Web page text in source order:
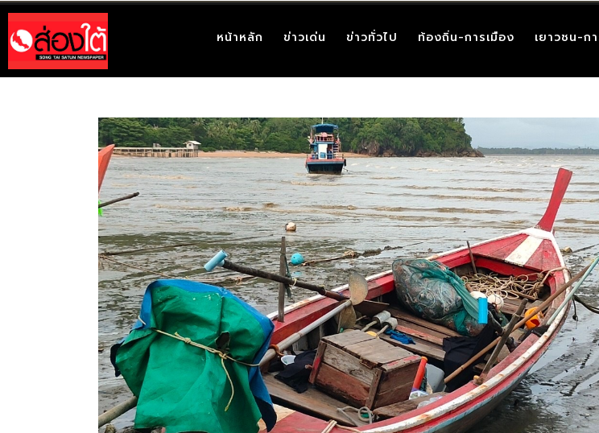
หน้าหลัก ข่าวเด่น ข่าวทั่วไป ท้องถิ่น-การเมือง เยาวชน-ก